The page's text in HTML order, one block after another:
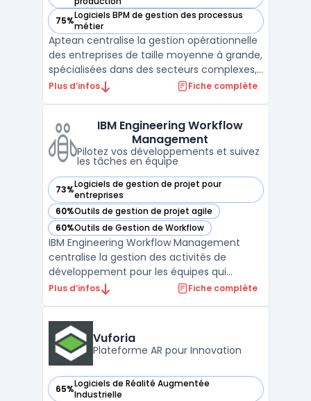
75%Logiciels BPM de gestion des processus
métier
— voir Aptean dans cette catégorie
Aptean centralise la gestion opérationnelle
des entreprises de taille moyenne à grande,
spécialisées dans des secteurs complexes,
en connectant la plateforme logicielle
organisations confrontées à la
multiplication d ...
Plus d’infos Fiche complète
IBM Engineering Workflow
Management
Pilotez vos développements et suivez
les tâches en équipe
73%Logiciels de gestion de projet pour
entreprises
— voir IBM Engineering Workflow Management dans cette
60%Outils de gestion de projet agile
— voir IBM Engineering Workflow Management dans cette
60%Outils de Gestion de Workflow
— voir IBM Engineering Workflow Management dans cette
IBM Engineering Workflow Management
centralise la gestion des activités de
développement pour les équipes qui
organisent les livrables, suivent les
cycle de vie logiciel à grande échelle où la
coordination entre man ...
Plus d’infos Fiche complète
Vuforia
Plateforme AR pour Innovation
65%Logiciels de Réalité Augmentée
Industrielle
— voir Vuforia dans cette catégorie